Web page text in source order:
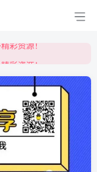
彩资源！
彩资源！